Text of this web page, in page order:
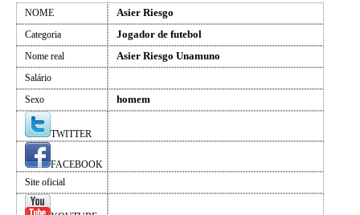
NOME Asier Riesgo
Categoria Jogador de futebol
Nome real Asier Riesgo Unamuno
Salário
Sexo
homem
TWITTER
FACEBOOK
Site oficial